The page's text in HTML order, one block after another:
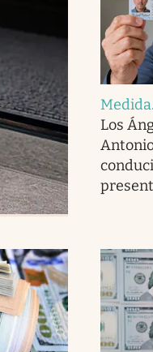
Medida.
Los